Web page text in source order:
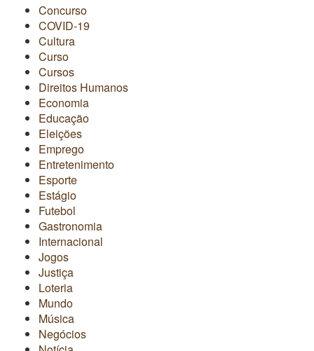
Concurso
COVID-19
Cultura
Curso
Cursos
Direitos Humanos
Economia
Educação
Eleições
Emprego
Entretenimento
Esporte
Estágio
Futebol
Gastronomia
Internacional
Jogos
Justiça
Loteria
Mundo
Música
Negócios